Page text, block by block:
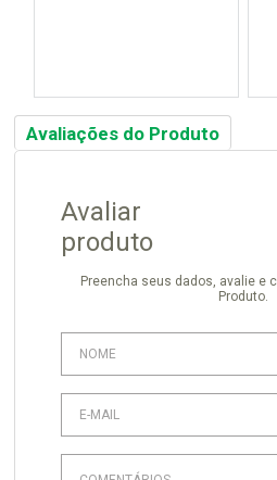
Avaliações do Produto
Avaliar
produto
Preencha seus dados, avalie e
Produto.